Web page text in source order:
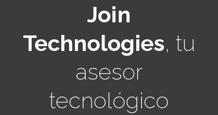
Join
Technologies, tu
asesor
tecnológico